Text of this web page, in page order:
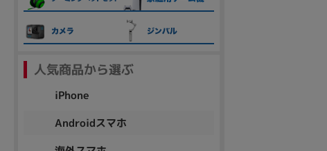
人気商品から選ぶ
iPhone
Androidスマホ
各項目のチェックボックスは「or検索」となります。